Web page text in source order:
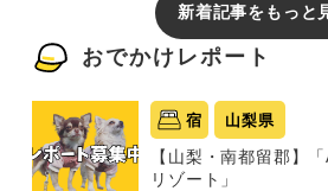
新着記事をもっと
おでかけレポート
宿 山梨県
【山梨・南都留郡】
リゾート」